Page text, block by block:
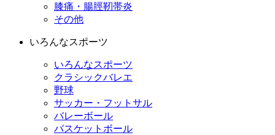
膝痛・腸脛靭帯炎
その他
いろんなスポーツ
いろんなスポーツ
クラシックバレエ
野球
サッカー・フットサル
バレーボール
バスケットボール